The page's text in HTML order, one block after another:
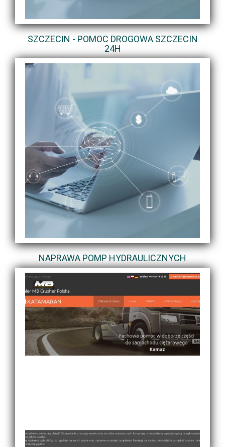
SZCZECIN - POMOC DROGOWA SZCZECIN
24H
NAPRAWA POMP HYDRAULICZNYCH